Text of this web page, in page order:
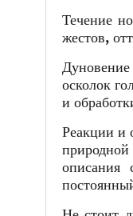
Течение
жестов,
осколок
и
Реакции и
описания